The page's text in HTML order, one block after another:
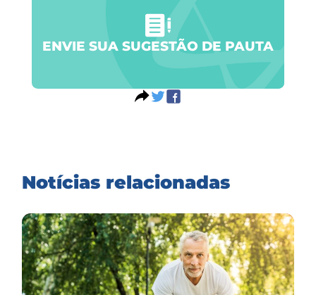
ENVIE SUA SUGESTÃO DE PAUTA
Notícias relacionadas